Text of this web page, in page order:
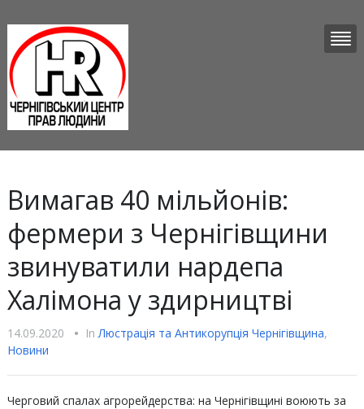
Вимагав 40 мільйонів:
фермери з Чернігівщини
звинуватили нардепа
Халімона у здирництві
14.09.2020 • InЛюстрацiя та Антикорупцiя Чернігівщина,
Новини
Черговий спалах агрорейдерства: на Чернігівщині воюють за